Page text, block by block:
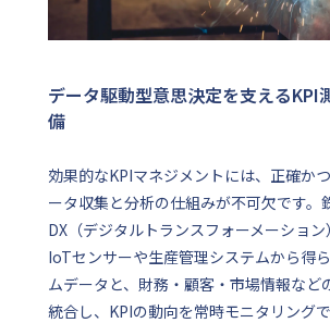
データ駆動型意思決定を支えるKPI
備
効果的なKPIマネジメントには、正確か
ータ収集と分析の仕組みが不可欠です。
DX（デジタルトランスフォーメーション
IoTセンサーや生産管理システムから得
ムデータと、財務・顧客・市場情報など
統合し、KPIの動向を常時モニタリング